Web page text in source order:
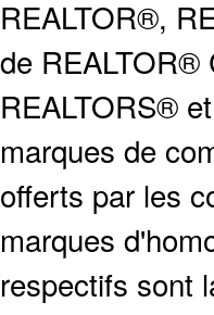
REALTOR®,
de REALTOR®
REALTORS®
marques de
offerts par les
marques
respectifs sont